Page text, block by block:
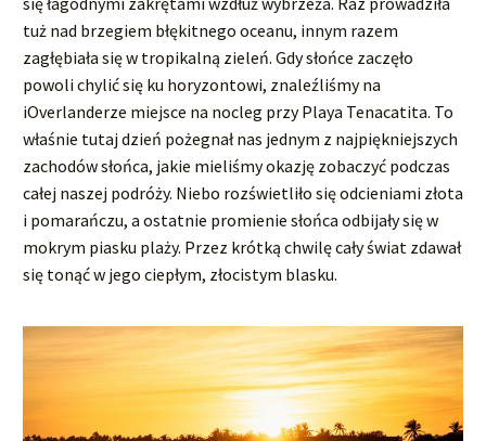
tuż nad brzegiem błękitnego oceanu, innym razem
zagłębiała się w tropikalną zieleń. Gdy słońce zaczęło
powoli chylić się ku horyzontowi, znaleźliśmy na
iOverlanderze miejsce na nocleg przy Playa Tenacatita. To
właśnie tutaj dzień pożegnał nas jednym z najpiękniejszych
zachodów słońca, jakie mieliśmy okazję zobaczyć podczas
całej naszej podróży. Niebo rozświetliło się odcieniami złota
i pomarańczu, a ostatnie promienie słońca odbijały się w
mokrym piasku plaży. Przez krótką chwilę cały świat zdawał
się tonąć w jego ciepłym, złocistym blasku.